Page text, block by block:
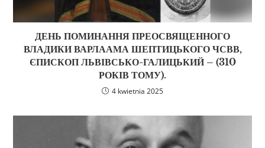
ДЕНЬ ПОМИНАННЯ ПРЕОСВЯЩЕННОГО
ВЛАДИКИ ВАРЛААМА ШЕПТИЦЬКОГО ЧСВВ,
ЄПИСКОП ЛЬВІВСЬКО-ГАЛИЦЬКИЙ – (310
РОКІВ ТОМУ).
4 kwietnia 2025